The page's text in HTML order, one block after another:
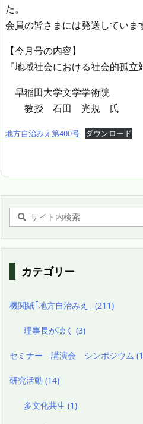
た。
会員の皆さまには発送していま
【今月号の内容】
『地域社会における社会的孤立
早稲田大学文学学術院
教授 石田 光規 氏
地方自治みえ第400号 ダウンロード
カテゴリー
機関紙｢地方自治みえ｣ (211)
理事長が聴く(3)
セミナー 講演会 シンポジウム
研究活動 (14)
多文化共生(1)